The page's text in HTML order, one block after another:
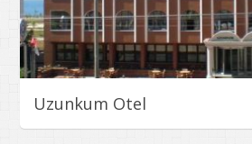
Uzunkum Otel